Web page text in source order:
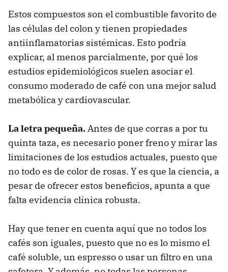
Estos compuestos son el combustible favorito de
las células del colon y tienen propiedades
antiinflamatorias sistémicas. Esto podría
explicar, al menos parcialmente, por qué los
estudios epidemiológicos suelen asociar el
consumo moderado de café con una mejor salud
metabólica y cardiovascular.
La letra pequeña.Antes de que corras a por tu
quinta taza, es necesario poner freno y mirar las
limitaciones de los estudios actuales, puesto que
no todo es de color de rosas. Y es que la ciencia, a
pesar de ofrecer estos beneficios, apunta a que
falta evidencia clínica robusta.
Hay que tener en cuenta aquí que no todos los
cafés son iguales, puesto que no es lo mismo el
café soluble, un espresso o usar un filtro en una